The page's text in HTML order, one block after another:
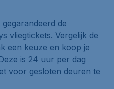
gegarandeerd de
vliegtickets. Vergelijk de
een keuze en koop je
is 24 uur per dag
voor gesloten deuren te